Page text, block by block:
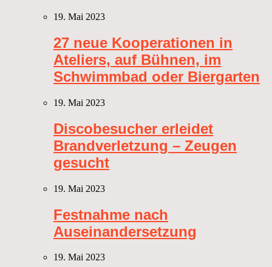
19. Mai 2023
27 neue Kooperationen in
Ateliers, auf Bühnen, im
Schwimmbad oder Biergarten
19. Mai 2023
Discobesucher erleidet
Brandverletzung – Zeugen
gesucht
19. Mai 2023
Festnahme nach
Auseinandersetzung
19. Mai 2023